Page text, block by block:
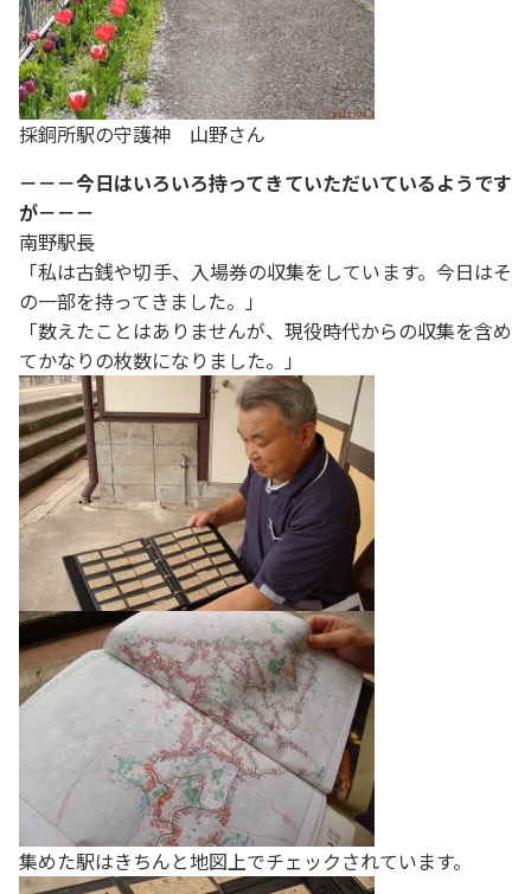
採銅所駅の守護神 山野さん
－－－今日はいろいろ持ってきていただいているようです
が－－－
南野駅長
「私は古銭や切手、入場券の収集をしています。今日はそ
の一部を持ってきました。」
「数えたことはありませんが、現役時代からの収集を含め
てかなりの枚数になりました。」
集めた駅はきちんと地図上でチェックされています。